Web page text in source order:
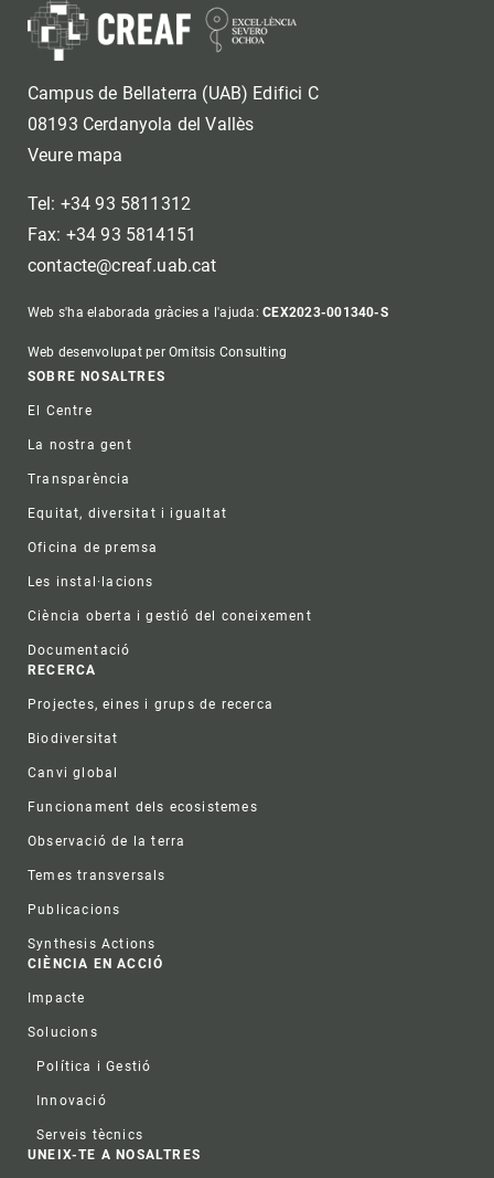
Campus de Bellaterra (UAB) Edifici C
08193 Cerdanyola del Vallès
Veure mapa
Tel: +34 93 5811312
Fax: +34 93 5814151
contacte@creaf.uab.cat
Web s'ha elaborada gràcies a l'ajuda:CEX2023-001340-S
Web desenvolupat per Omitsis Consulting
Footer
SOBRE NOSALTRES
El Centre
La nostra gent
Transparència
Equitat, diversitat i igualtat
Oficina de premsa
Les instal·lacions
Ciència oberta i gestió del coneixement
Documentació
RECERCA
Projectes, eines i grups de recerca
Biodiversitat
Canvi global
Funcionament dels ecosistemes
Observació de la terra
Temes transversals
Publicacions
Synthesis Actions
CIÈNCIA EN ACCIÓ
Impacte
Solucions
Política i Gestió
Innovació
Serveis tècnics
UNEIX-TE A NOSALTRES